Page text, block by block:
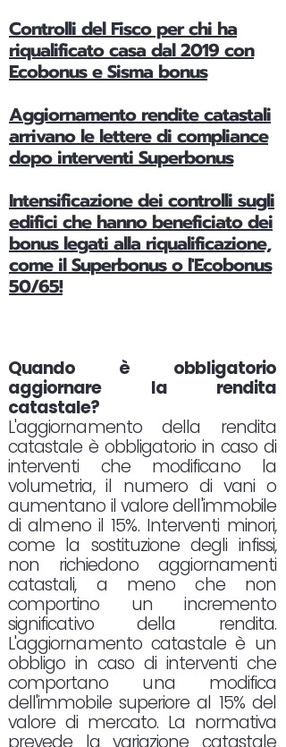
Controlli del Fisco per chi ha
riqualificato casa dal 2019 con
Ecobonus e Sisma bonus
Aggiornamento rendite catastali
arrivano le lettere di compliance
dopo interventi Superbonus
Intensificazione dei controlli sugli
edifici che hanno beneficiato dei
bonus legati alla riqualificazione,
come il Superbonus o l'Ecobonus
50/65!
Quando è obbligatorio
aggiornare la rendita
catastale?
L'aggiornamento della rendita
catastale è obbligatorio in caso di
interventi che modificano la
volumetria, il numero di vani o
aumentano il valore dell'immobile
di almeno il 15%. Interventi minori,
come la sostituzione degli infissi,
non richiedono aggiornamenti
catastali, a meno che non
comportino un incremento
significativo della rendita.
L'aggiornamento catastale è un
obbligo in caso di interventi che
comportano una modifica
dell'immobile superiore al 15% del
valore di mercato. La normativa
prevede la variazione catastale